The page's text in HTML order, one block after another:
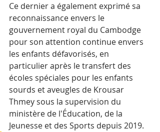
Ce dernier a également exprimé sa
reconnaissance envers le
gouvernement royal du Cambodge
pour son attention continue envers
les enfants défavorisés, en
particulier après le transfert des
écoles spéciales pour les enfants
sourds et aveugles de Krousar
Thmey sous la supervision du
ministère de l'Éducation, de la
Jeunesse et des Sports depuis 2019.